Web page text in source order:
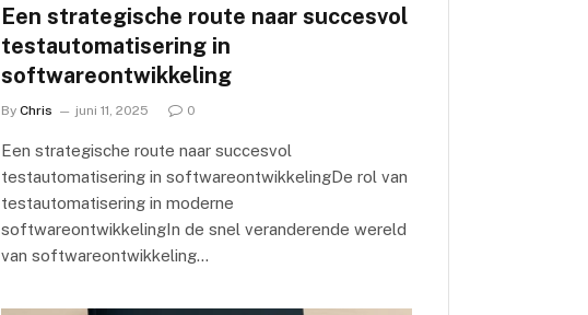
Een strategische route naar succesvol
testautomatisering in
softwareontwikkeling
By Chris juni 11, 2025 0
Een strategische route naar succesvol
testautomatisering in softwareontwikkelingDe rol van
testautomatisering in moderne
softwareontwikkelingIn de snel veranderende wereld
van softwareontwikkeling…